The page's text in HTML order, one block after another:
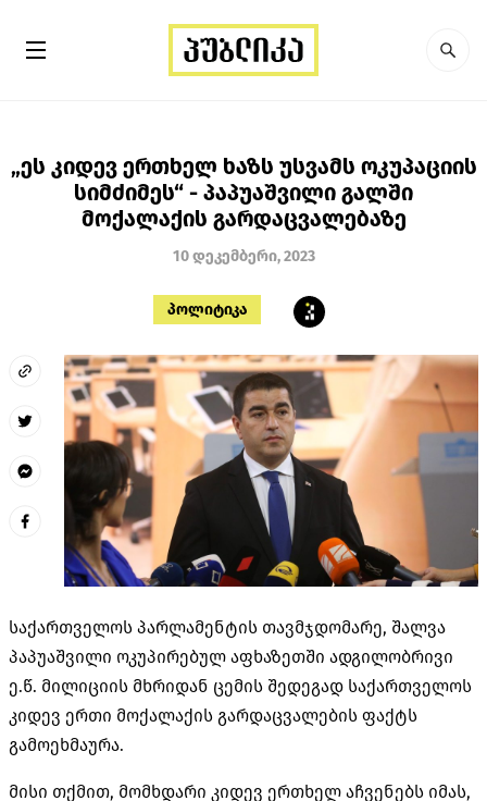
„ეს კიდევ ერთხელ ხაზს უსვამს ოკუპაციის
სიმძიმეს“ - პაპუაშვილი გალში
მოქალაქის გარდაცვალებაზე
10 დეკემბერი, 2023
პოლიტიკა
საქართველოს პარლამენტის თავმჯდომარე, შალვა
პაპუაშვილი ოკუპირებულ აფხაზეთში ადგილობრივი
ე.წ. მილიციის მხრიდან ცემის შედეგად საქართველოს
კიდევ ერთი მოქალაქის გარდაცვალების ფაქტს
გამოეხმაურა.
მისი თქმით, მომხდარი კიდევ ერთხელ აჩვენებს იმას,